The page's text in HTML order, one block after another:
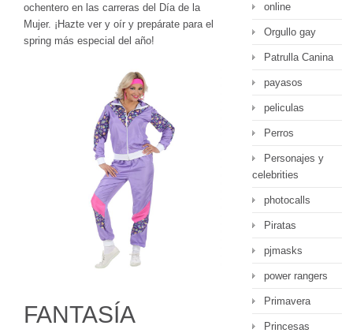
ochentero en las carreras del Día de la
Mujer. ¡Hazte ver y oír y prepárate para el
spring más especial del año!
FANTASÍA
online
Orgullo gay
Patrulla Canina
payasos
peliculas
Perros
Personajes y
celebrities
photocalls
Piratas
pjmasks
power rangers
Primavera
Princesas